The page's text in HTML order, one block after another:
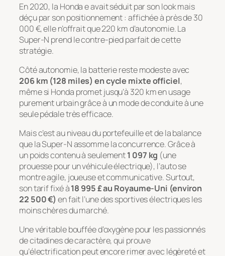
En 2020, la Honda e avait séduit par son look mais
déçu par son positionnement : affichée à près de 30
000 €, elle n’offrait que 220 km d’autonomie. La
Super-N prend le contre-pied parfait de cette
stratégie.
Côté autonomie, la batterie reste modeste avec
206 km (128 miles) en cycle mixte officiel,
même si Honda promet jusqu’à 320 km en usage
purement urbain grâce à un mode de conduite à une
seule pédale très efficace.
Mais c’est au niveau du portefeuille et de la balance
que la Super-N assomme la concurrence. Grâce à
un poids contenu à seulement1 097 kg (une
prouesse pour un véhicule électrique), l’auto se
montre agile, joueuse et communicative. Surtout,
son tarif fixé à18 995 £ au Royaume-Uni (environ
22 500 €) en fait l’une des sportives électriques les
moins chères du marché.
Une véritable bouffée d’oxygène pour les passionnés
de citadines de caractère, qui prouve
qu’électrification peut encore rimer avec légèreté et